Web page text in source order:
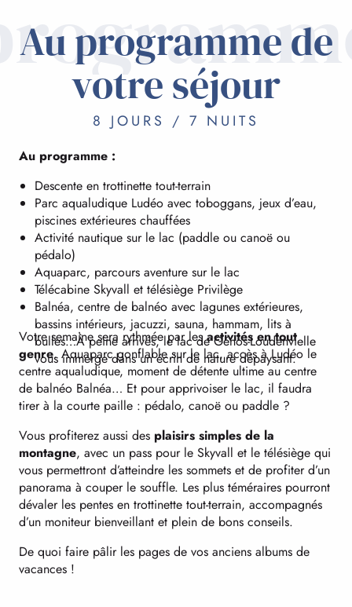
Au programme de
votre séjour
8 JOURS / 7 NUITS
Au programme :
Descente en trottinette tout-terrain
Parc aqualudique Ludéo avec toboggans, jeux d’eau,
piscines extérieures chauffées
Activité nautique sur le lac (paddle ou canoë ou
pédalo)
Aquaparc, parcours aventure sur le lac
Télécabine Skyvall et télésiège Privilège
Balnéa, centre de balnéo avec lagunes extérieures,
bassins intérieurs, jacuzzi, sauna, hammam, lits à
bulles…À peine arrivés, le lac de Génos-Loudenvielle
vous immerge dans un écrin de nature dépaysant.
Votre semaine sera rythmée par lesactivités en tout
genre. Aquaparc gonflable sur le lac, accès à Ludéo le
centre aqualudique, moment de détente ultime au centre
de balnéo Balnéa… Et pour apprivoiser le lac, il faudra
tirer à la courte paille : pédalo, canoë ou paddle ?
Vous profiterez aussi des plaisirs simples de la
montagne, avec un pass pour le Skyvall et le télésiège qui
vous permettront d’atteindre les sommets et de profiter d’un
panorama à couper le souffle. Les plus téméraires pourront
dévaler les pentes en trottinette tout-terrain, accompagnés
d’un moniteur bienveillant et plein de bons conseils.
De quoi faire pâlir les pages de vos anciens albums de
vacances !